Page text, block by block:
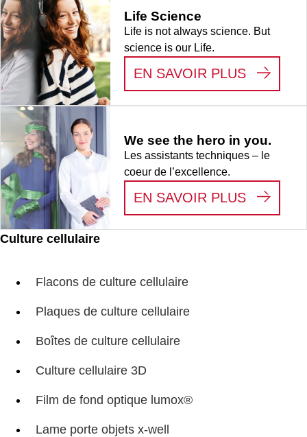
Culture cellulaire
Flacons de culture cellulaire
Plaques de culture cellulaire
Boîtes de culture cellulaire
Culture cellulaire 3D
Film de fond optique lumox®
Lame porte objets x-well
Life Science
Life is not always science. But
science is our Life.
EN SAVOIR PLUS: LIFE
We see the hero in you.
Les assistants techniques – le
coeur de l’excellence.
EN SAVOIR PLUS: WE